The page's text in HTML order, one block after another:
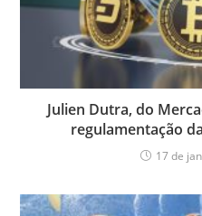
Julien Dutra, do
regulamentação
17 de